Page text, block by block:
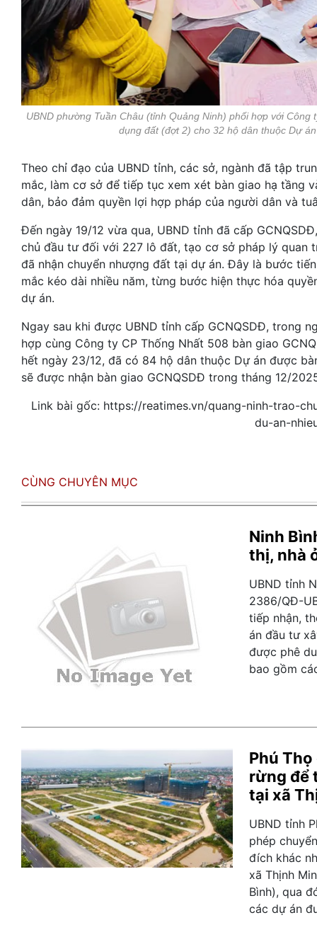
UBND phường Tuần Châu (tỉnh Quảng Ninh) phối hợp với
dụng đất (đợt 2) cho 32 hộ dân thuộc Dự
Theo chỉ đạo của UBND tỉnh, các sở, ngành đã tập
mắc, làm cơ sở để tiếp tục xem xét bàn giao hạ tầng
dân, bảo đảm quyền lợi hợp pháp của người dân và
Đến ngày 19/12 vừa qua, UBND tỉnh đã cấp
chủ đầu tư đối với 227 lô đất, tạo cơ sở pháp lý quan
đã nhận chuyển nhượng đất tại dự án. Đây là bước
mắc kéo dài nhiều năm, từng bước hiện thực hóa
dự án.
Ngay sau khi được UBND tỉnh cấp GCNQSDĐ, trong
hợp cùng Công ty CP Thống Nhất 508 bàn giao
hết ngày 23/12, đã có 84 hộ dân thuộc Dự án được
sẽ được nhận bàn giao GCNQSDĐ trong tháng 12/
Link bài gốc: https://reatimes.vn/quang-ninh-trao-
du-an-
CÙNG CHUYÊN MỤC
Ninh
thị, nhà
UBND tỉnh
2386/QĐ-
tiếp nhận,
án đầu tư
được phê
bao gồm
Phú
rừng để
tại xã
UBND tỉnh
phép
đích khác
xã Thịnh
Bình), qua
các dự án